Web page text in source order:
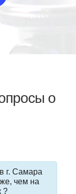
о
г. Самара
чем на
?